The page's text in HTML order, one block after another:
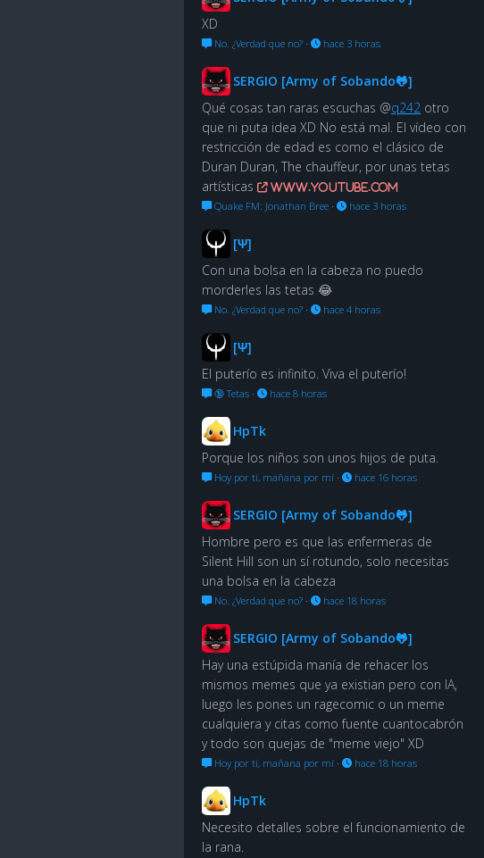
XD
No. ¿Verdad que no? · hace 3 horas
SERGIO [Army of Sobando🐸]
Qué cosas tan raras escuchas @q242 otro
que ni puta idea XD No está mal. El vídeo con
restricción de edad es como el clásico de
Duran Duran, The chauffeur, por unas tetas
artísticas
www.youtube.com
Quake FM: Jonathan Bree · hace 3 horas
[Ψ]
Con una bolsa en la cabeza no puedo
morderles las tetas 😂
No. ¿Verdad que no? · hace 4 horas
[Ψ]
El puterío es infinito. Viva el puterío!
🔞 Tetas · hace 8 horas
HpTk
Porque los niños son unos hijos de puta.
Hoy por ti, mañana por mí · hace 16 horas
SERGIO [Army of Sobando🐸]
Hombre pero es que las enfermeras de
Silent Hill son un sí rotundo, solo necesitas
una bolsa en la cabeza
No. ¿Verdad que no? · hace 18 horas
SERGIO [Army of Sobando🐸]
Hay una estúpida manía de rehacer los
mismos memes que ya existian pero con IA,
luego les pones un ragecomic o un meme
cualquiera y citas como fuente cuantocabrón
y todo son quejas de "meme viejo" XD
Hoy por ti, mañana por mí · hace 18 horas
HpTk
Necesito detalles sobre el funcionamiento de
la rana.